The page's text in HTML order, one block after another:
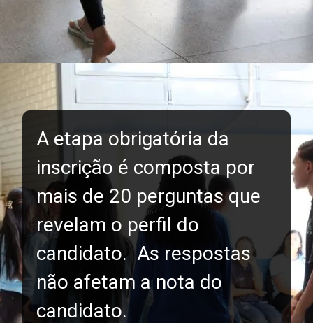
A etapa obrigatória da
inscrição é composta por
mais de 20 perguntas que
revelam o perfil do
candidato. As respostas
não afetam a nota do
candidato.